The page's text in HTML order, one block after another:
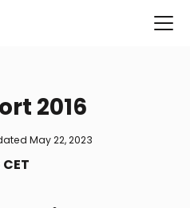
2016
May 22, 2023